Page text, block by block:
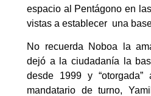
espacio al Pentágono en
vistas a establecer una
No recuerda Noboa la
dejó a la ciudadanía la
desde 1999 y “otorgada”
mandatario de turno,